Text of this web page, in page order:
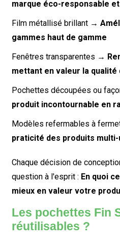
marque éco-responsable
Film métallisé brillant →
gammes haut de gamme
Fenêtres transparentes →
mettant en valeur la qualité
Pochettes découpées ou
produit incontournable en
Modèles refermables à
praticité des produits
Chaque décision de
question à l'esprit : En quoi
mieux en valeur votre
Les pochettes Fin
réutilisables ?